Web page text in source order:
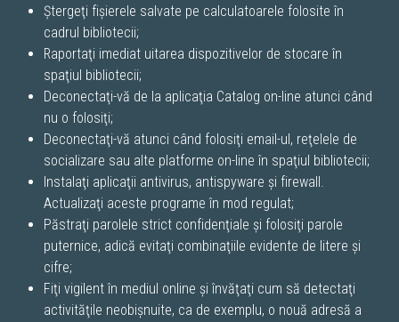
Ştergeţi fişierele salvate pe calculatoarele folosite în
cadrul bibliotecii;
Raportaţi imediat uitarea dispozitivelor de stocare în
spaţiul bibliotecii;
Deconectaţi-vă de la aplicaţia Catalog on-line atunci când
nu o folosiţi;
Deconectaţi-vă atunci când folosiţi email-ul, reţelele de
socializare sau alte platforme on-line în spaţiul bibliotecii;
Instalaţi aplicaţii antivirus, antispyware şi firewall.
Actualizaţi aceste programe în mod regulat;
Păstraţi parolele strict confidenţiale şi folosiţi parole
puternice, adică evitaţi combinaţiile evidente de litere şi
cifre;
Fiţi vigilent în mediul online şi învăţaţi cum să detectaţi
activităţile neobişnuite, ca de exemplu, o nouă adresă a